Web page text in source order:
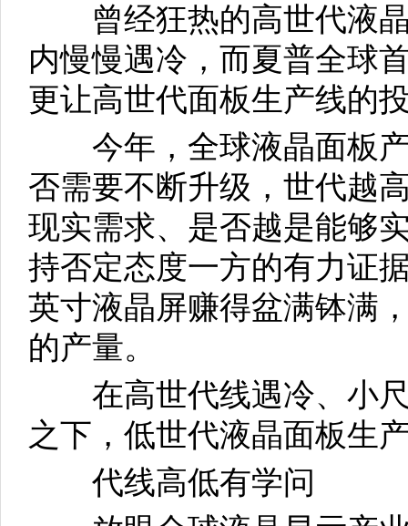
曾经狂热的高世代液晶
内慢慢遇冷，而夏普全球
更让高世代面板生产线的
今年，全球液晶面板产
否需要不断升级，世代越
现实需求、是否越是能够
持否定态度一方的有力证
英寸液晶屏赚得盆满钵满
的产量。
在高世代线遇冷、小尺
之下，低世代液晶面板生
代线高低有学问